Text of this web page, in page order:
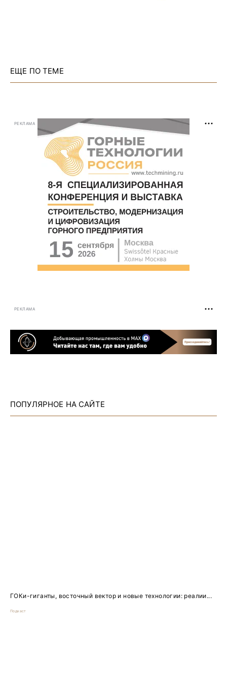
ЕЩЕ ПО ТЕМЕ
РЕКЛАМА
РЕКЛАМА
ПОПУЛЯРНОЕ НА САЙТЕ
ГОКи-гиганты, восточный вектор и новые технологии: реалии...
Подкаст